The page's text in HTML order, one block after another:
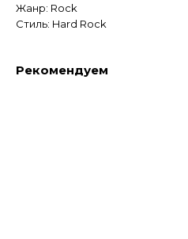
Жанр: Rock
Стиль: Hard Rock
Рекомендуем